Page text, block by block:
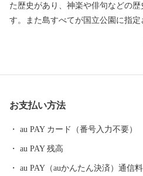
た歴史があり、神楽や俳句などの
す。また島すべてが国立公園に指
は、急激に進んだ少子高齢化・過
産業創出によって、今や日本で最も
生まれ、島の全人口の 20% を占め
をしたいと思う若者たちの集う島
お支払い方法
au PAY カード（番号入力不要）
au PAY 残高
au PAY（auかんたん決済）通信